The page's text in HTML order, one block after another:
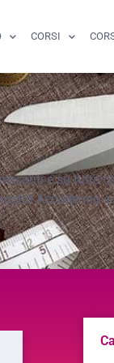
CORSI
e su tutto
Accademia